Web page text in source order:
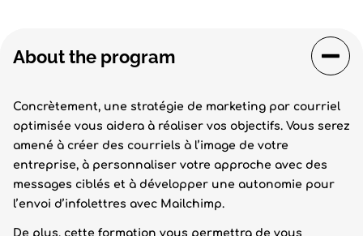
About the program
Concrètement, une stratégie de marketing par courriel
optimisée vous aidera à réaliser vos objectifs. Vous serez
amené à créer des courriels à l’image de votre
entreprise, à personnaliser votre approche avec des
messages ciblés et à développer une autonomie pour
l’envoi d’infolettres avec Mailchimp.
De plus, cette formation vous permettra de vous